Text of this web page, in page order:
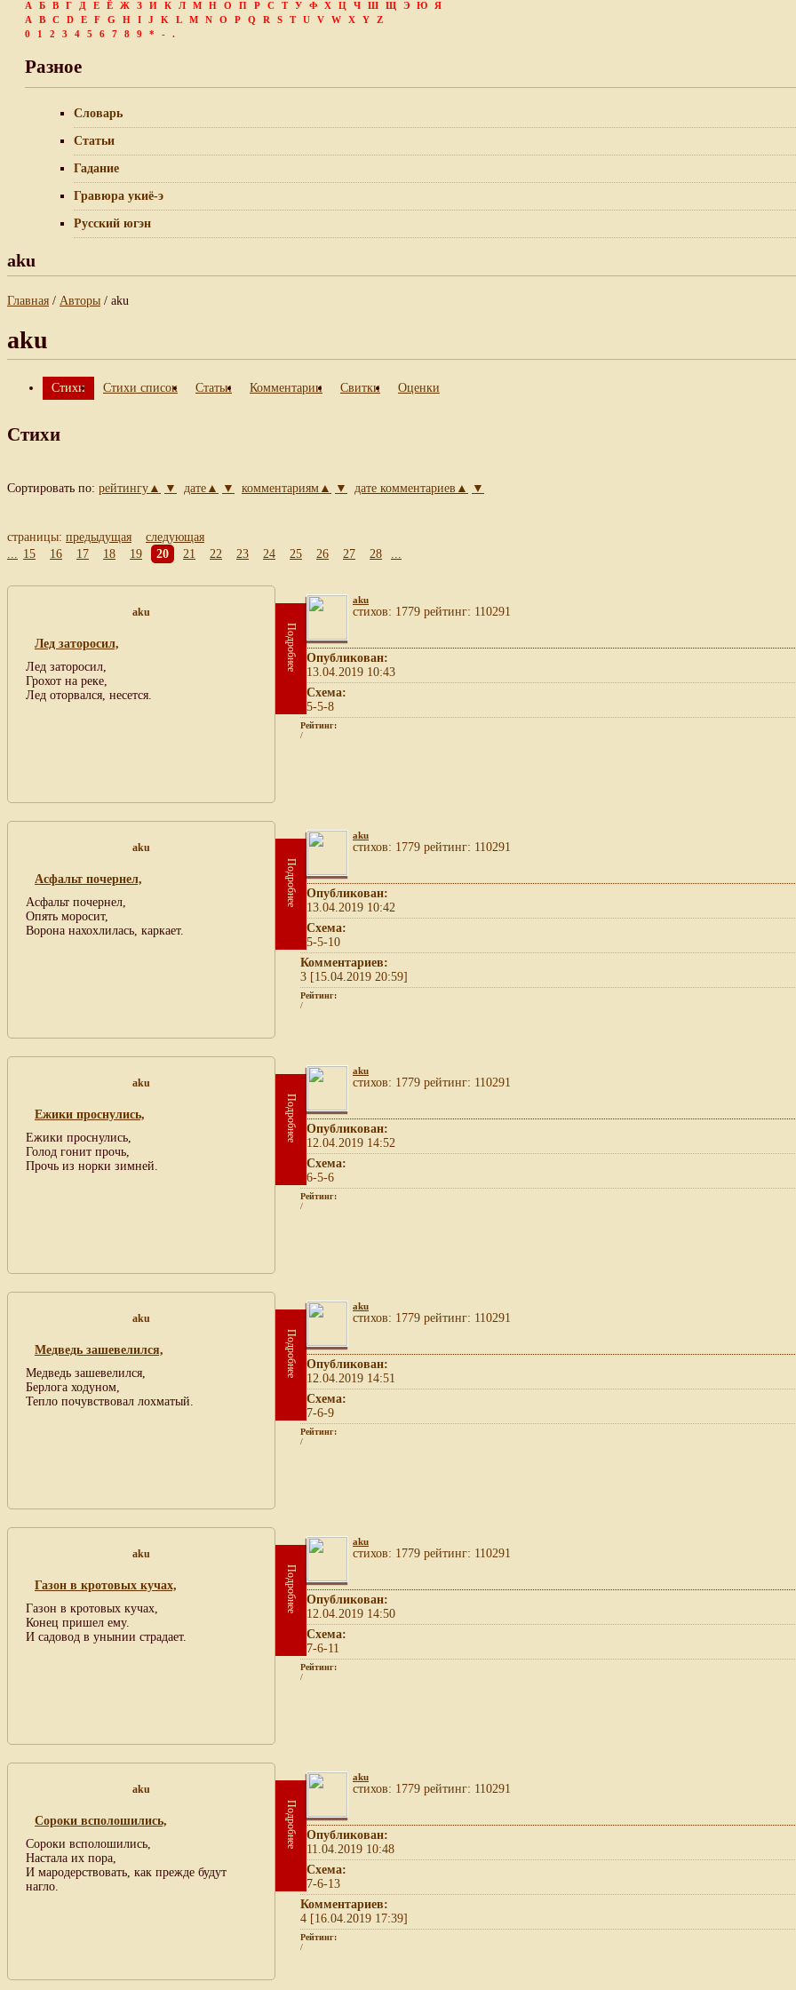
А Б В Г Д Е Ё Ж З И К Л М Н О П Р С Т У Ф Х Ц Ч Ш Щ Э Ю
Я
A
B C D E F G H I J K L M N O P Q R S T U V W X Y
Z
0
1 2 3 4 5 6 7 8 9 * - .
Разное
Словарь
Статьи
Гадание
Гравюра укиё-э
Русский югэн
aku
Главная / Авторы / aku
aku
Стихи Стихи список Статьи Комментарии Свитки Оценки
Стихи
Сортировать по: рейтингу▲ ▼ дате▲ ▼ комментариям▲ ▼ дате комментариев▲ ▼
страницы: предыдущая
следующая
15 16 17 18 19 20 21 22 23 24 25 26 27 28
aku
Лед заторосил,
Лед заторосил,
Грохот на реке,
Лед оторвался, несется.
Подробнее
aku
cтихов: 1779 рейтинг: 110291
Опубликован:
13.04.2019 10:43
Схема:
5-5-8
Рейтинг:
/
aku
Асфальт почернел,
Асфальт почернел,
Опять моросит,
Ворона нахохлилась, каркает.
Подробнее
aku
cтихов: 1779 рейтинг: 110291
Опубликован:
13.04.2019 10:42
Схема:
5-5-10
Комментариев:
3 [15.04.2019 20:59]
Рейтинг:
/
aku
Ежики проснулись,
Ежики проснулись,
Голод гонит прочь,
Прочь из норки зимней.
Подробнее
aku
cтихов: 1779 рейтинг: 110291
Опубликован:
12.04.2019 14:52
Схема:
6-5-6
Рейтинг:
/
aku
Медведь зашевелился,
Медведь зашевелился,
Берлога ходуном,
Тепло почувствовал лохматый.
Подробнее
aku
cтихов: 1779 рейтинг: 110291
Опубликован:
12.04.2019 14:51
Схема:
7-6-9
Рейтинг:
/
aku
Газон в кротовых кучах,
Газон в кротовых кучах,
Конец пришел ему.
И садовод в унынии страдает.
Подробнее
aku
cтихов: 1779 рейтинг: 110291
Опубликован:
12.04.2019 14:50
Схема:
7-6-11
Рейтинг:
/
aku
Сороки всполошились,
Сороки всполошились,
Настала их пора,
И мародерствовать, как прежде будут
нагло.
Подробнее
aku
cтихов: 1779 рейтинг: 110291
Опубликован:
11.04.2019 10:48
Схема:
7-6-13
Комментариев:
4 [16.04.2019 17:39]
Рейтинг:
/